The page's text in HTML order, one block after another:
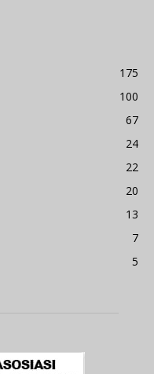
175
100
67
24
22
20
13
7
5